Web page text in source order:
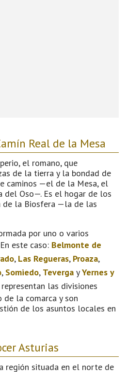
Real de la Mesa
el romano, que
de la tierra y la bondad de
caminos —el de la Mesa, el
del Oso—. Es el hogar de los
de la Biosfera —la de las
por uno o varios
este caso: Belmonte de
, Las Regueras, Proaza,
, Somiedo, Teverga yYernes y
las divisiones
la comarca y son
de los asuntos locales en
Asturias
región situada en el norte de